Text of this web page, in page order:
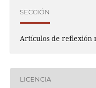
SECCIÓN
Artículos de reflexión
LICENCIA